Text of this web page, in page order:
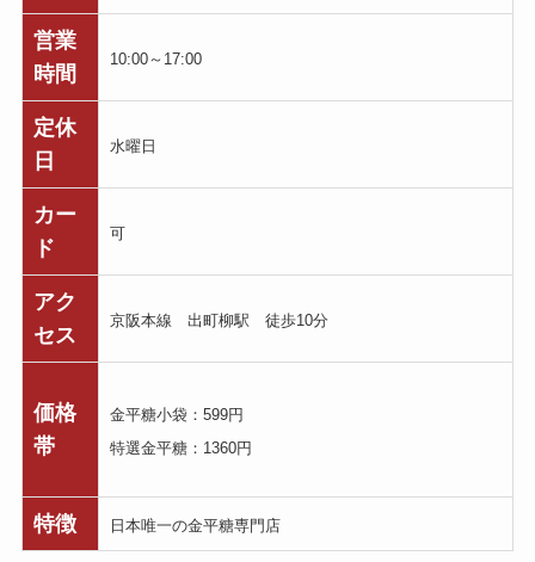
営業
時間
10:00～17:00
定休
日
水曜日
カー
ド
可
アク
セス
京阪本線 出町柳駅 徒歩10分
価格
帯
金平糖小袋：599円
特選金平糖：1360円
特徴 日本唯一の金平糖専門店